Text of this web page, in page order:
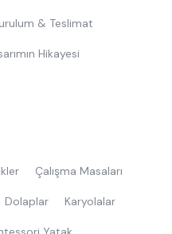
& Teslimat
Hikayesi
Çalışma Masaları
Dolaplar Karyolalar